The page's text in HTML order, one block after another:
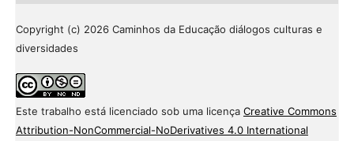
Copyright (c) 2026 Caminhos da Educação diálogos culturas e
diversidades
Este trabalho está licenciado sob uma licença Creative Commons
Attribution-NonCommercial-NoDerivatives 4.0 International